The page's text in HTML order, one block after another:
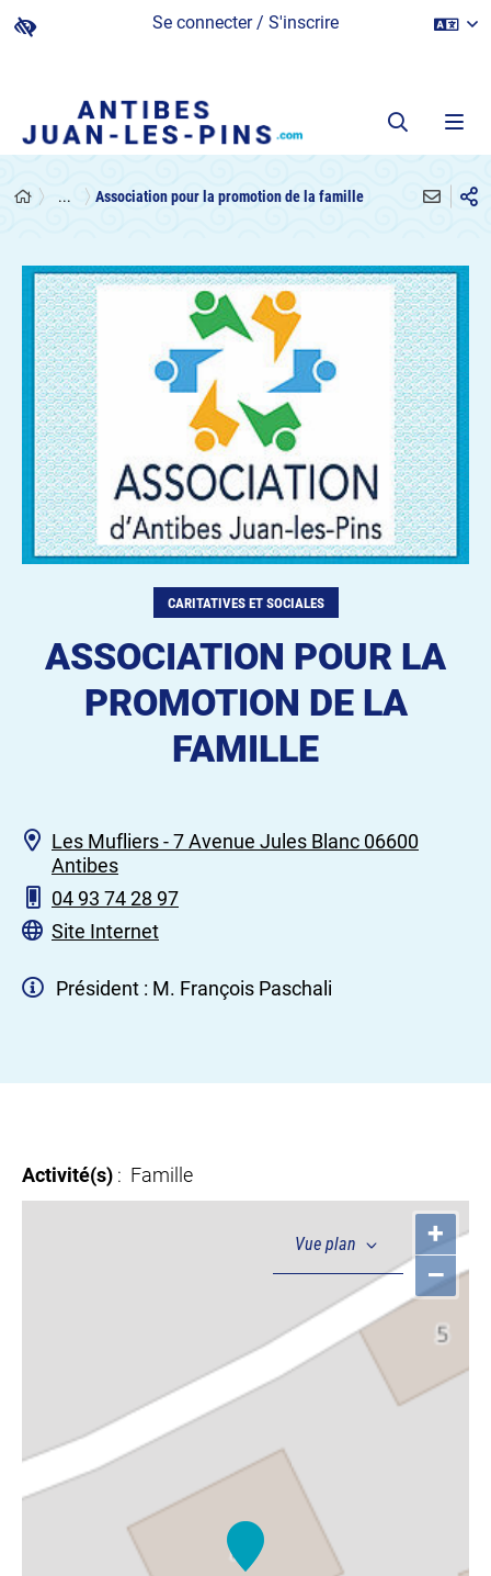
Se connecter / S'inscrire
... Association pour la promotion de la famille
CARITATIVES ET SOCIALES
ASSOCIATION POUR LA
PROMOTION DE LA
FAMILLE
Les Mufliers - 7 Avenue Jules Blanc 06600
Antibes
04 93 74 28 97
Site Internet
Président : M. François Paschali
Activité(s) : Famille
+
–